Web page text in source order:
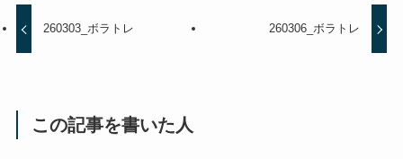
260303_ボラトレ 260306_ボラトレ
この記事を書いた人